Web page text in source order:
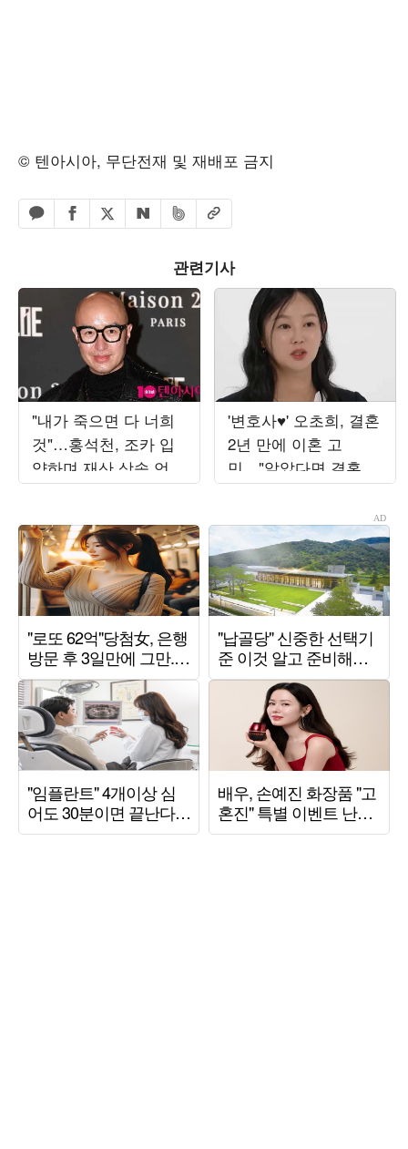
© 텐아시아, 무단전재 및 재배포 금지
카카오톡 공유하기
페이스북 공유하기
엑스 공유하기
네이버 공유하기
밴드 공유하기
URL복사
관련기사
"내가 죽으면 다 너희
것"…홍석천, 조카 입
양하며 재산 상속 언급
한 이유 ('피식쇼')
'변호사♥' 오초희, 결혼
2년 만에 이혼 고
민…"알았다면 결혼 안
했다" ('오은영리포트')